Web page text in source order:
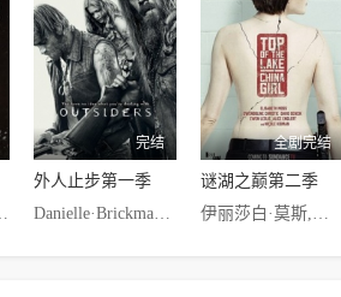
完结
外人止步第一季
全剧完结
谜湖之巅第二季